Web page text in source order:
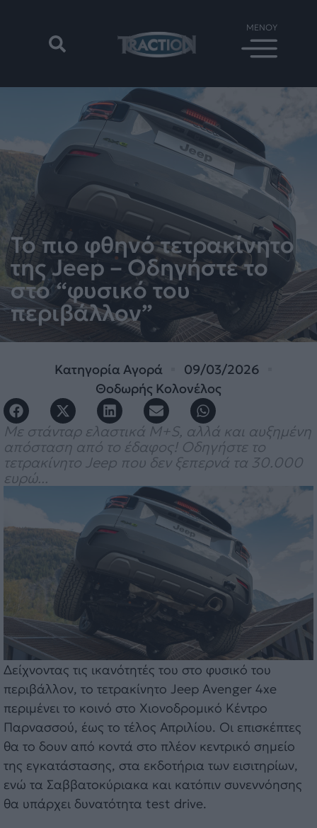
Το πιο φθηνό τετρακίνητο
της Jeep – Οδηγήστε το
στο “φυσικό του
περιβάλλον”
ΚατηγορίαΑγορά
09/03/2026
Θοδωρής Κολονέλος
Με στάνταρ ελαστικά M+S, αλλά και αυξημένη
απόσταση από το έδαφος! Οδηγήστε το
τετρακίνητο Jeep που δεν ξεπερνά τα 30.000
ευρώ...
Δείχνοντας τις ικανότητές του στο φυσικό του
περιβάλλον, το τετρακίνητο Jeep Avenger 4xe
περιμένει το κοινό στο Χιονοδρομικό Κέντρο
Παρνασσού, έως το τέλος Απριλίου. Οι επισκέπτες
θα το δουν από κοντά στο πλέον κεντρικό σημείο
της εγκατάστασης, στα εκδοτήρια των εισιτηρίων,
ενώ τα Σαββατοκύριακα και κατόπιν συνεννόησης
θα υπάρχει δυνατότητα test drive.